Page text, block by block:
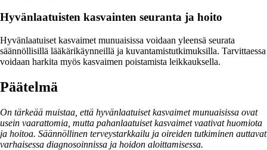
Hyvänlaatuisten kasvainten seuranta ja hoito
Hyvänlaatuiset kasvaimet munuaisissa voidaan yleensä seurata
säännöllisillä lääkärikäynneillä ja kuvantamistutkimuksilla. Tarvittaessa
voidaan harkita myös kasvaimen poistamista leikkauksella.
Päätelmä
On tärkeää muistaa, että hyvänlaatuiset kasvaimet munuaisissa ovat
usein vaarattomia, mutta pahanlaatuiset kasvaimet vaativat huomiota
ja hoitoa. Säännöllinen terveystarkkailu ja oireiden tutkiminen auttavat
varhaisessa diagnosoinnissa ja hoidon aloittamisessa.